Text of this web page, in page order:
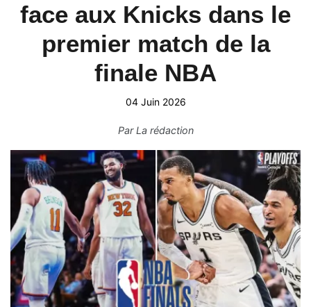
face aux Knicks dans le
premier match de la
finale NBA
04 Juin 2026
ParLa rédaction